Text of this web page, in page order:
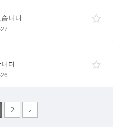
니다
니다
2